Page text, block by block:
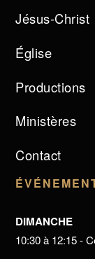
Jésus-Christ
Église
Productions
Ministères
Contact
DIMANCHE
10:30 à 12:15 -